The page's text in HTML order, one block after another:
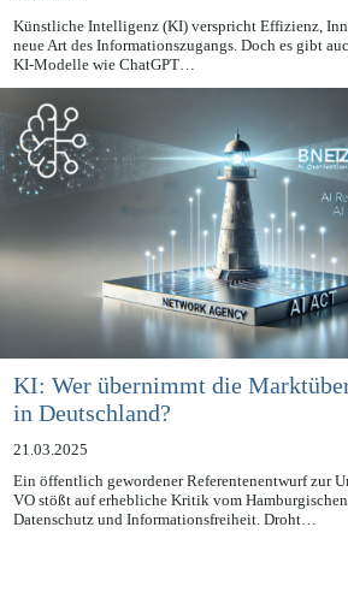
28.03.2025
Künstliche Intelligenz (KI) verspricht Effizienz,
neue Art des Informationszugangs. Doch es gibt
KI-Modelle wie ChatGPT…
KI: Wer übernimmt die
in Deutschland?
21.03.2025
Ein öffentlich gewordener Referentenentwurf zur
VO stößt auf erhebliche Kritik vom Hamburgischen